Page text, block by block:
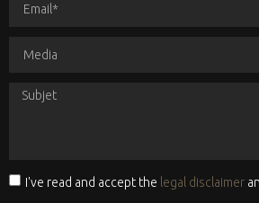
I've read and accept the legal disclaimer